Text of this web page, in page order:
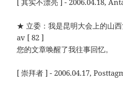
[ 其实不漂亮 ] - 2006.04.18,
★ 立委：我是昆明大会上的山
av [ 82 ]
您的文章唤醒了我往事回忆。
[ 崇拜者 ] - 2006.04.17,